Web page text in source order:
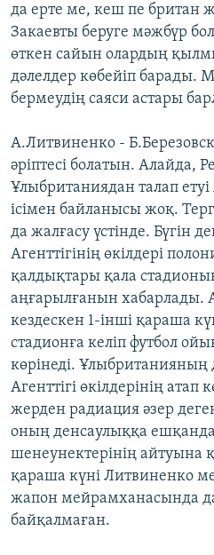
да ерте ме, кеш пе британ
Закаевты беруге мәжбүр
өткен сайын олардың
дәлелдер көбейіп барады.
бермеудің саяси астары
А.Литвиненко -
әріптесі болатын. Алайда,
Ұлыбританиядан талап
ісімен байланысы жоқ.
да жалғасу үстінде. Бүгін
Агенттігінің өкілдері
қалдықтары қала
аңғарылғанын хабарлады.
кездескен 1-інші қараша
стадионға келіп футбол
көрінеді. Ұлыбританияның
Агенттігі өкілдерінің атап
жерден радиация әзер
оның денсаулыққа
шенеунектерінің айтуына
қараша күні Литвиненко
жапон мейрамханасында
байқалмаған.